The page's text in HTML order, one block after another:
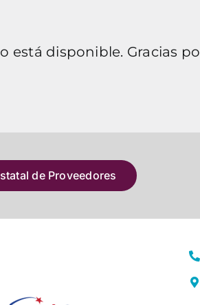
está disponible. Gracias
de Proveedores